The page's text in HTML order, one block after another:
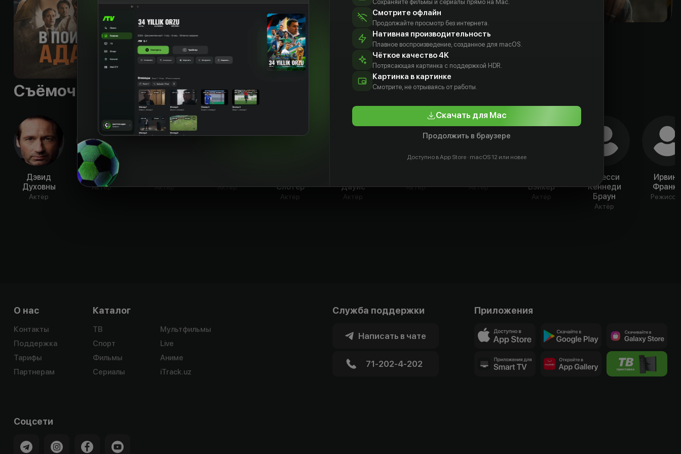
Субтитры:
rus
Качества:
Съёмочная группа
Дэвид
Духовны
Актёр
Оакс Фигли
Актёр Актёр Актёр
Слотер
Актёр
Дауис
Актёр
Актёр Актёр
Бэйкер
Актёр
Джесси
Кеннеди
Браун
Актёр
Ирвинг
О нас
Контакты
Поддержка
Тарифы
Партнерам
Каталог
ТВ
Спорт
Фильмы
Сериалы
Мультфильмы
Live
Аниме
iTrack.uz
Служба поддержки
Написать в чате
71-202-4-202
Приложения
Соцсети
Сохраняйте фильмы и сериалы прямо на Mac.
Смотрите офлайн
Продолжайте просмотр без интернета.
Нативная производительность
Плавное воспроизведение, созданное для macOS.
Чёткое качество 4K
Потрясающая картинка с поддержкой HDR.
Картинка в картинке
Смотрите, не отрываясь от работы.
Скачать для Mac
Продолжить в браузере
Доступно в App Store · macOS 12 или новее